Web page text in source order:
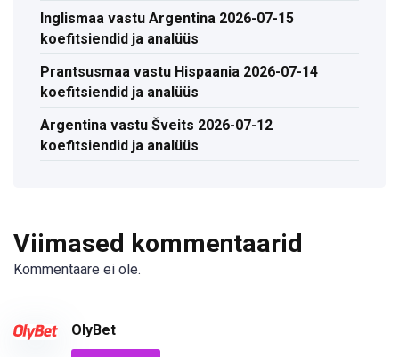
Inglismaa vastu Argentina 2026-07-15
koefitsiendid ja analüüs
Prantsusmaa vastu Hispaania 2026-07-14
koefitsiendid ja analüüs
Argentina vastu Šveits 2026-07-12
koefitsiendid ja analüüs
Viimased kommentaarid
Kommentaare ei ole.
OlyBet